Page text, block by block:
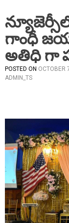
గాంధీ
అతిధి గా
POSTED ON OCTOBER
ADMIN_TS